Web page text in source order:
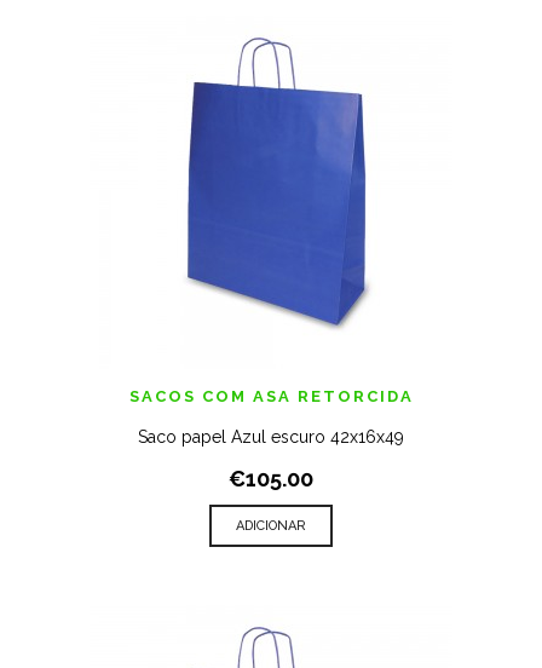
SACOS COM ASA RETORCIDA
Saco papel Azul escuro 42x16x49
€105.00
ADICIONAR